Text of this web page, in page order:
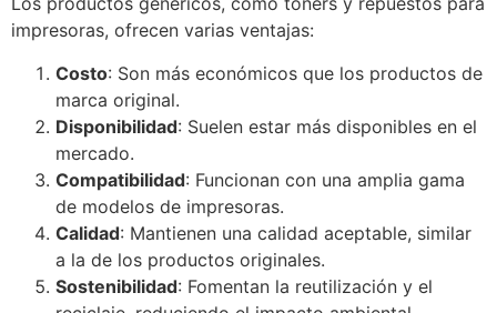
impresoras, ofrecen varias ventajas:
Costo: Son más económicos que los productos de
marca original.
Disponibilidad: Suelen estar más disponibles en el
mercado.
Compatibilidad: Funcionan con una amplia gama
de modelos de impresoras.
Calidad: Mantienen una calidad aceptable, similar
a la de los productos originales.
Sostenibilidad: Fomentan la reutilización y el